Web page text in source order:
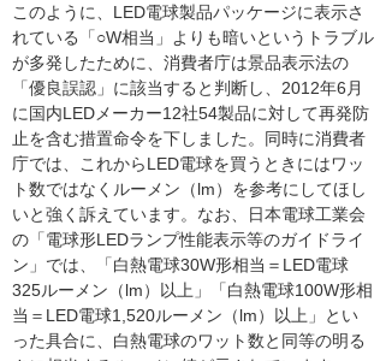
このように、LED電球製品パッケージに表示さ
れている「○W相当」よりも暗いというトラブル
が多発したために、消費者庁は景品表示法の
「優良誤認」に該当すると判断し、2012年6月
に国内LEDメーカー12社54製品に対して再発防
止を含む措置命令を下しました。同時に消費者
庁では、これからLED電球を買うときにはワッ
ト数ではなくルーメン（lm）を参考にしてほし
いと強く訴えています。なお、日本電球工業会
の「電球形LEDランプ性能表示等のガイドライ
ン」では、「白熱電球30W形相当＝LED電球
325ルーメン（lm）以上」「白熱電球100W形相
当＝LED電球1,520ルーメン（lm）以上」とい
った具合に、白熱電球のワット数と同等の明る